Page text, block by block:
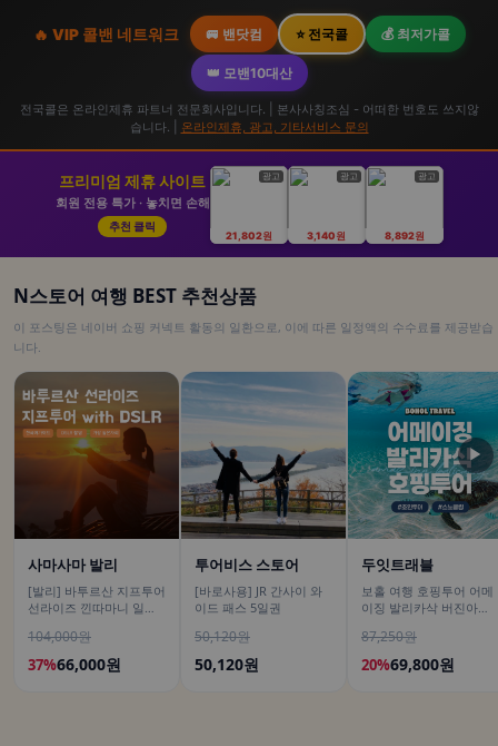
🔥 VIP 콜밴 네트워크 🚐 밴닷컴 ⭐ 전국콜 💰 최저가콜
👑 모밴10대산
전국콜은 온라인제휴 파트너 전문회사입니다. | 본사사칭조심 - 어떠한 번호도 쓰지않
습니다. |
온라인제휴, 광고, 기타서비스 문의
프리미엄 제휴 사이트
회원 전용 특가 · 놓치면 손해
추천 클릭
광고
21,802원
광고
3,140원
광고
8,892원
N스토어 여행 BEST 추천상품
이 포스팅은 네이버 쇼핑 커넥트 활동의 일환으로, 이에 따른 일정액의 수수료를 제공받습
니다.
사마사마 발리
[발리] 바투르산 지프투어
선라이즈 낀따마니 일출
택시투어
104,000원
37%66,000원
투어비스 스토어
[바로사용] JR 간사이 와
이드 패스 5일권
50,120원
50,120원
두잇트래블
보홀 여행 호핑투어 어메
이징 발리카삭 버진아일
랍 포함
87,250원
20%69,800원
▶